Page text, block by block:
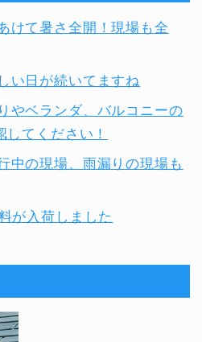
けて暑さ全開！現場も全
い日が続いてますね
やベランダ、バルコニーの
してください！
中の現場、雨漏りの現場も
が入荷しました